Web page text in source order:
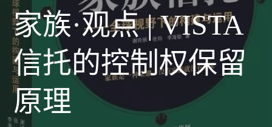
家族·观点 | VISTA
信托的控制权保留
原理